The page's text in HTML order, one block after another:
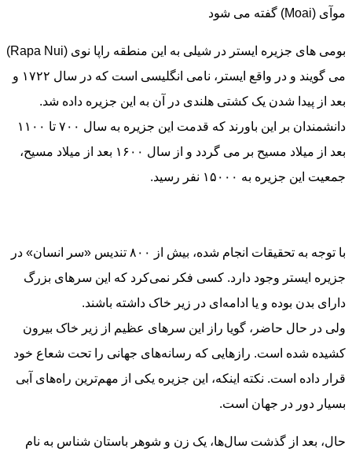
موآی (Moai) گفته می شود
بومی های جزیره ایستر در شیلی به این منطقه راپا نوی (Rapa Nui)
می گویند و در واقع ایستر، نامی انگلیسی است که در سال ۱۷۲۲ و
بعد از پیدا شدن یک کشتی هلندی در آن به این جزیره داده شد.
دانشمندان بر این باورند که قدمت این جزیره به سال ۷۰۰ تا ۱۱۰۰
بعد از میلاد مسیح بر می گردد و از سال ۱۶۰۰ بعد از میلاد مسیح،
جمعیت این جزیره به ۱۵۰۰۰ نفر رسید.
با توجه به تحقیقات انجام شده، بیش از ۸۰۰ تندیس «سر انسان» در
جزیره ایستر وجود دارد. کسی فکر نمی‌کرد که این سر‌های بزرگ
دارای بدن بوده و یا ادامه‌ای در زیر خاک داشته باشند.
ولی در حال حاضر، گویا راز این سرهای عظیم از زیر خاک بیرون
کشیده شده است. راز‌هایی که رسانه‌های جهانی را تحت شعاع خود
قرار داده است. نکته اینکه، این جزیره یکی از مهم‌ترین راه‌های آبی
بسیار دور در جهان است.
حال، بعد از گذشت سال‌ها، یک زن و شوهر باستان شناس به نام